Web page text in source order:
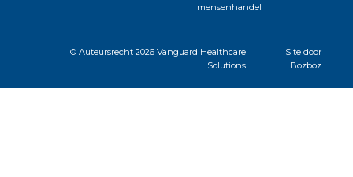
mensenhandel
© Auteursrecht 2026 Vanguard Healthcare
Solutions
Site door
Bozboz